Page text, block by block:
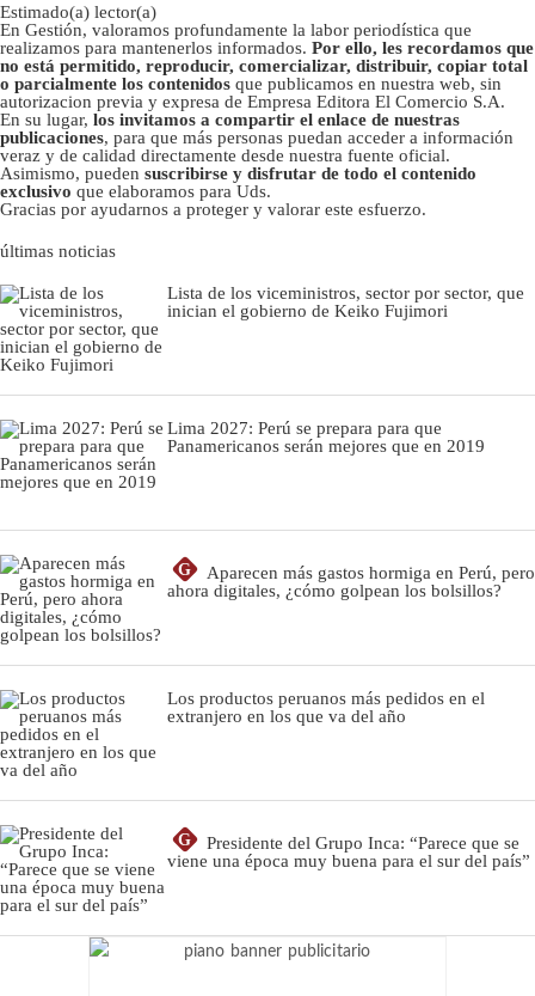
Estimado(a) lector(a)
En Gestión, valoramos profundamente la labor periodística que
realizamos para mantenerlos informados. Por ello, les recordamos que
no está permitido, reproducir, comercializar, distribuir, copiar total
o parcialmente los contenidos que publicamos en nuestra web, sin
autorizacion previa y expresa de Empresa Editora El Comercio S.A.
En su lugar, los invitamos a compartir el enlace de nuestras
publicaciones, para que más personas puedan acceder a información
veraz y de calidad directamente desde nuestra fuente oficial.
Asimismo, pueden suscribirse y disfrutar de todo el contenido
exclusivo que elaboramos para Uds.
Gracias por ayudarnos a proteger y valorar este esfuerzo.
últimas noticias
Lista de los viceministros, sector por sector, que
inician el gobierno de Keiko Fujimori
Lima 2027: Perú se prepara para que
Panamericanos serán mejores que en 2019
G
Aparecen más gastos hormiga en Perú, pero
ahora digitales, ¿cómo golpean los bolsillos?
Los productos peruanos más pedidos en el
extranjero en los que va del año
G
Presidente del Grupo Inca: “Parece que se
viene una época muy buena para el sur del país”